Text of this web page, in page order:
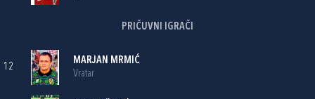
PRIČUVNI IGRAČI
12
MARJAN MRMIĆ
Vratar